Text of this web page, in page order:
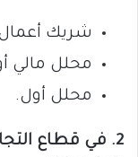
شريك
محلل مالي
محلل أول.
2. في قطاع